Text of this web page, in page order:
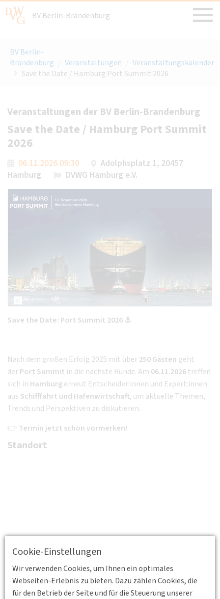
Cookie-Einstellungen
Wir verwenden Cookies, um Ihnen ein optimales
Webseiten-Erlebnis zu bieten. Dazu zählen Cookies, die
für den Betrieb der Seite und für die Steuerung unserer
BV Berlin-Brandenburg
BV Berlin-
Brandenburg
Veranstaltungen
Veranstaltungskalender
Save the Date / Hamburg Port Summit 2026
Veranstaltungen der BV Berlin-Brandenburg
Save the Date / Hamburg Port Summit
2026
06.11.2026 09:30
Adolphsplatz 1, 20457
Hamburg
DVWG Hamburg e.V.
Save the Date: Port Summit 2026 ⚓️
Nach dem großen Erfolg 2025 mit über250 Gästen geht
derPort Summit in die nächste Runde. Am 06.11.2026treffen
sich in Hamburgerneut Entscheider:innen und Expert:innen
aus Schifffahrt und Hafenwirtschaft, um aktuelle Themen,
Trends und Perspektiven zu diskutieren.
👉 Termin jetzt schon vormerken!
Standort